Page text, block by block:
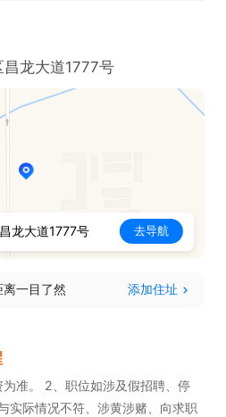
责任心及团队合作精神，以
龙大道1777号
龙大道1777号 去导航
一目了然 添加住址
准。 2、职位如涉及假招聘、停
实际情况不符、涉黄涉赌、向求职